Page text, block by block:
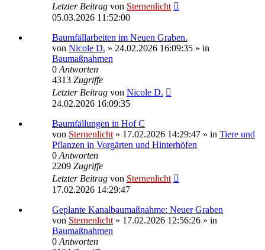
Letzter Beitrag von Sternenlicht
05.03.2026 11:52:00
Baumfällarbeiten im Neuen Graben.
von Nicole D. » 24.02.2026 16:09:35 » in
Baumaßnahmen
0 Antworten
4313 Zugriffe
Letzter Beitrag von Nicole D.
24.02.2026 16:09:35
Baumfällungen in Hof C
von Sternenlicht » 17.02.2026 14:29:47 » in Tiere und
Pflanzen in Vorgärten und Hinterhöfen
0 Antworten
2209 Zugriffe
Letzter Beitrag von Sternenlicht
17.02.2026 14:29:47
Geplante Kanalbaumaßnahme: Neuer Graben
von Sternenlicht » 17.02.2026 12:56:26 » in
Baumaßnahmen
0 Antworten